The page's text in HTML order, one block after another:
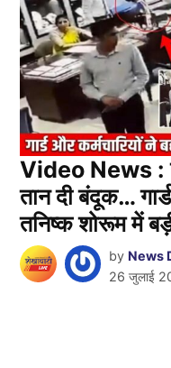
Video News :
तान दी बंदूक…
तनिष्क शोरूम में
by News
26 जुलाई